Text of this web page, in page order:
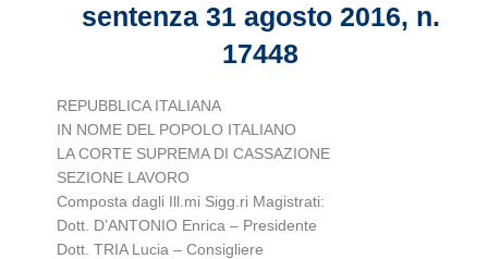
sentenza 31 agosto 2016, n.
17448
REPUBBLICA ITALIANA
IN NOME DEL POPOLO ITALIANO
LA CORTE SUPREMA DI CASSAZIONE
SEZIONE LAVORO
Composta dagli Ill.mi Sigg.ri Magistrati:
Dott. D’ANTONIO Enrica – Presidente
Dott. TRIA Lucia – Consigliere